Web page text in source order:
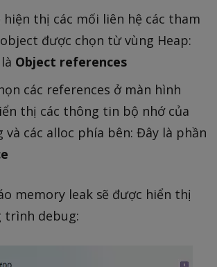
hiện thị các mối liên hệ các tham
được chọn từ vùng Heap:
Object references
các references ở màn hình
thị các thông tin bộ nhớ của
các alloc phía bên: Đây là phần
memory leak sẽ được hiển thị
trình debug: